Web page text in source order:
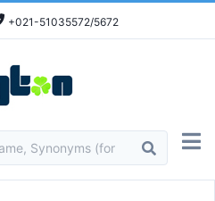
+021-51035572/5672